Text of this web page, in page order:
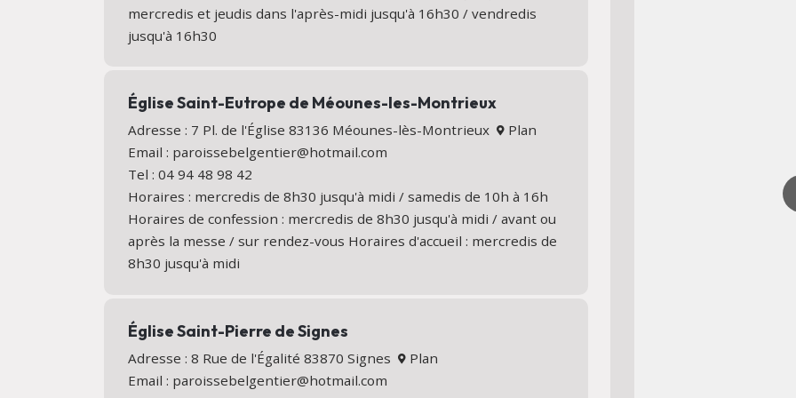
mercredis et jeudis dans l'après-midi jusqu'à 16h30 / vendredis
jusqu'à 16h30
Église Saint-Eutrope de Méounes-les-Montrieux
Adresse : 7 Pl. de l'Église 83136 Méounes-lès-Montrieux
Plan
Email : paroissebelgentier@hotmail.com
Tel : 04 94 48 98 42
Horaires : mercredis de 8h30 jusqu'à midi / samedis de 10h à 16h
Horaires de confession : mercredis de 8h30 jusqu'à midi / avant ou
après la messe / sur rendez-vous Horaires d'accueil : mercredis de
8h30 jusqu'à midi
Église Saint-Pierre de Signes
Adresse : 8 Rue de l'Égalité 83870 Signes
Plan
Email : paroissebelgentier@hotmail.com